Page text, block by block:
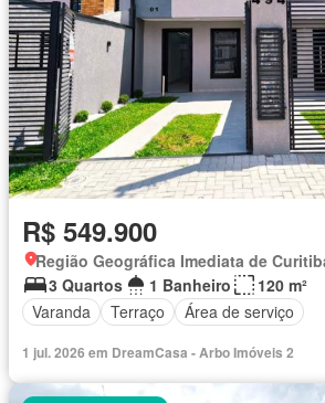
R$ 549.900
3 Quartos
1 Banheiro
120 m²
Varanda
Terraço Área de serviço
1 jul. 2026 em DreamCasa - Arbo Imóveis 2